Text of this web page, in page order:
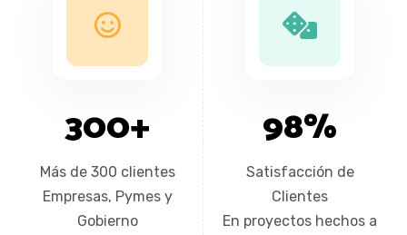
300+
Más de 300 clientes
Empresas, Pymes y
Gobierno
98%
Satisfacción de
Clientes
En proyectos hechos a